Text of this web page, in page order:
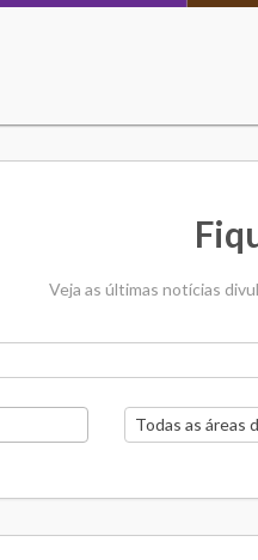
Veja as últimas notícias
Todas as áreas